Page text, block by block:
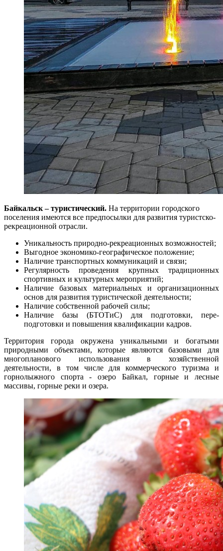
Байкальск – туристический. На территории городского
поселения имеются все предпосылки для развития туристско-
ре­креационной отрасли.
Уникальность природно-рекреационных воз­можностей;
Выгодное экономико-географическое положе­ние;
Наличие транспортных коммуникаций и свя­зи;
Регулярность проведения крупных традици­онных
спортивных и культурных мероприятий;
Наличие базовых материальных и организа­ционных
основ для развития туристической дея­тельности;
Наличие собственной рабочей силы;
Наличие базы (БТОТиС) для подготовки, пере­
подготовки и повышения квалификации кадров.
Территория города окружена уникальными и бо­гатыми
природными объектами, которые являются базовыми для
многопланового использования в хозяй­ственной
деятельности, в том числе для коммерческого туризма и
горнолыжного спорта - озеро Байкал, горные и лесные
массивы, горные реки и озера.